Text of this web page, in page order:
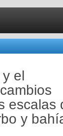
el
escalas
y